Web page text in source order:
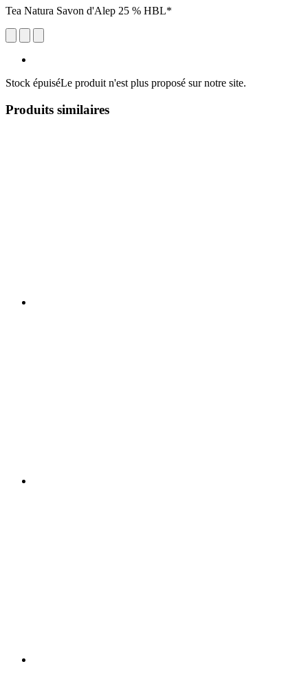
Tea Natura Savon d'Alep 25 % HBL*
Stock épuiséLe produit n'est plus proposé sur notre site.
Produits similaires